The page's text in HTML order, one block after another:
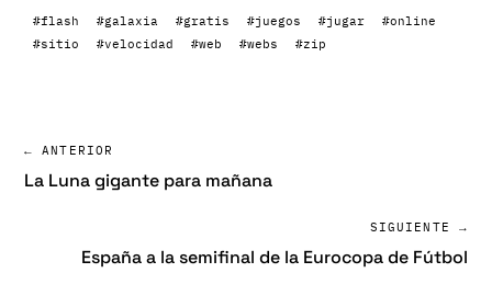
#flash #galaxia #gratis #juegos #jugar
#online
#sitio
#velocidad #web #webs #zip
← ANTERIOR
La Luna gigante para mañana
SIGUIENTE →
España a la semifinal de la Eurocopa de Fútbol